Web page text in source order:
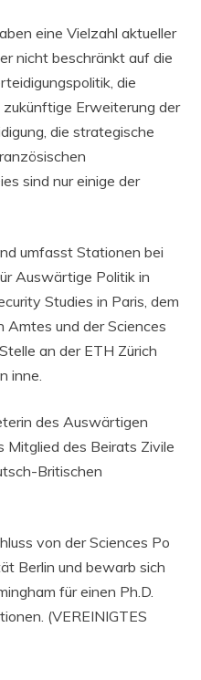
eine Vielzahl aktueller
nicht beschränkt auf die
die
Erweiterung der
die strategische
sind nur einige der
umfasst Stationen bei
Auswärtige Politik in
Studies in Paris, dem
und der Sciences
an der ETH Zürich
inne.
des Auswärtigen
Mitglied des Beirats Zivile
Britischen
von der Sciences Po
Berlin und bewarb sich
für einen Ph.D.
(VEREINIGTES